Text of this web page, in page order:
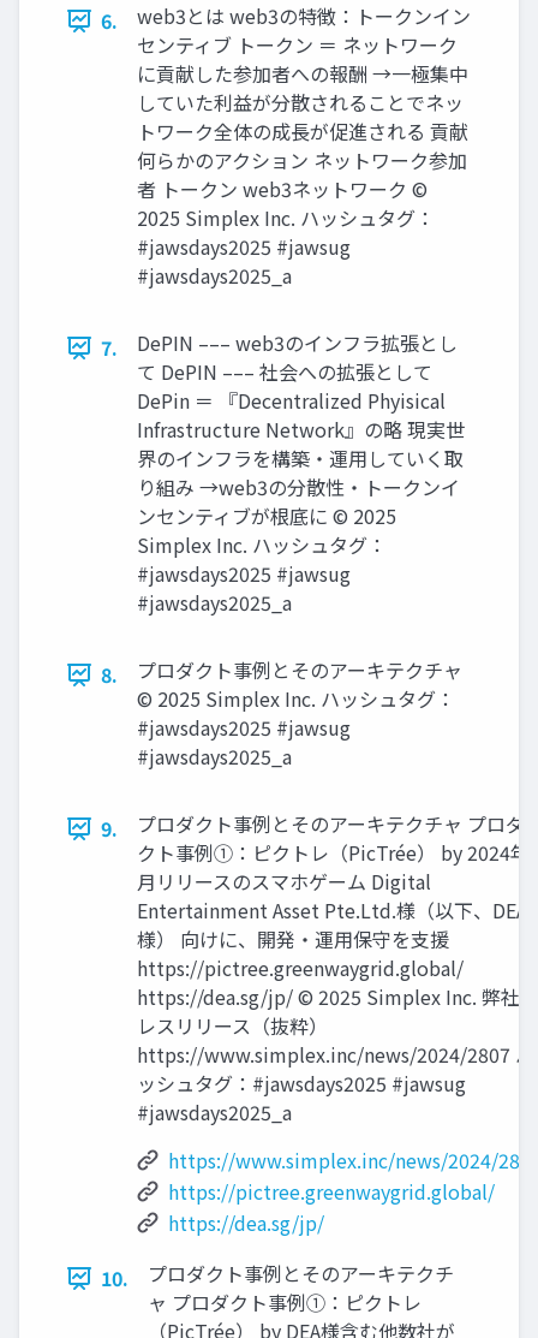
6.
web3とは web3の特徴：トークンイン
センティブ トークン ＝ ネットワーク
に貢献した参加者への報酬 →一極集中
していた利益が分散されることでネッ
トワーク全体の成長が促進される 貢献
何らかのアクション ネットワーク参加
者 トークン web3ネットワーク ©
2025 Simplex Inc. ハッシュタグ：
#jawsdays2025 #jawsug
#jawsdays2025_a
7.
DePIN ––– web3のインフラ拡張とし
て DePIN ––– 社会への拡張として
DePin ＝ 『Decentralized Phyisical
Infrastructure Network』の略 現実世
界のインフラを構築・運用していく取
り組み →web3の分散性・トークンイ
ンセンティブが根底に © 2025
Simplex Inc. ハッシュタグ：
#jawsdays2025 #jawsug
#jawsdays2025_a
8.
プロダクト事例とそのアーキテクチャ
© 2025 Simplex Inc. ハッシュタグ：
#jawsdays2025 #jawsug
#jawsdays2025_a
9.
プロダクト事例とそのアーキテクチャ プロダ
クト事例①：ピクトレ（PicTrée） by 2024年
月リリースのスマホゲーム Digital
Entertainment Asset Pte.Ltd.様（以下、DEA
様） 向けに、開発・運用保守を支援
https://pictree.greenwaygrid.global/
https://dea.sg/jp/ © 2025 Simplex Inc. 弊社プ
レスリリース（抜粋）
https://www.simplex.inc/news/2024/2807 ハ
ッシュタグ：#jawsdays2025 #jawsug
#jawsdays2025_a
https://www.simplex.inc/news/2024/
https://pictree.greenwaygrid.global/
https://dea.sg/jp/
10.
プロダクト事例とそのアーキテクチ
ャ プロダクト事例①：ピクトレ
（PicTrée） by DEA様含む他数社が